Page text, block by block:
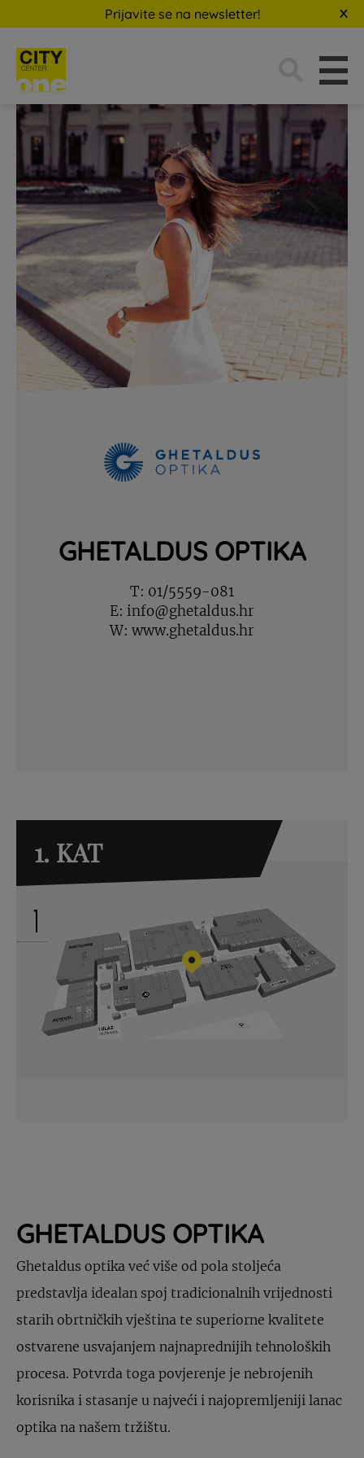
Prijavite se na newsletter!
GHETALDUS OPTIKA
T: 01/5559-081
E: info@ghetaldus.hr
W: www.ghetaldus.hr
1. KAT
GHETALDUS OPTIKA
Ghetaldus optika već više od pola stoljeća
predstavlja idealan spoj tradicionalnih vrijednosti
starih obrtničkih vještina te superiorne kvalitete
ostvarene usvajanjem najnaprednijih tehnoloških
procesa. Potvrda toga povjerenje je nebrojenih
korisnika i stasanje u najveći i najopremljeniji lanac
optika na našem tržištu.